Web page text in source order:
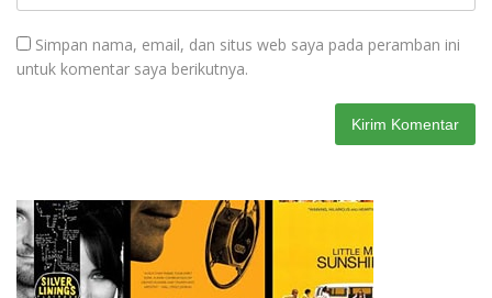
Simpan nama, email, dan situs web saya pada peramban ini
untuk komentar saya berikutnya.